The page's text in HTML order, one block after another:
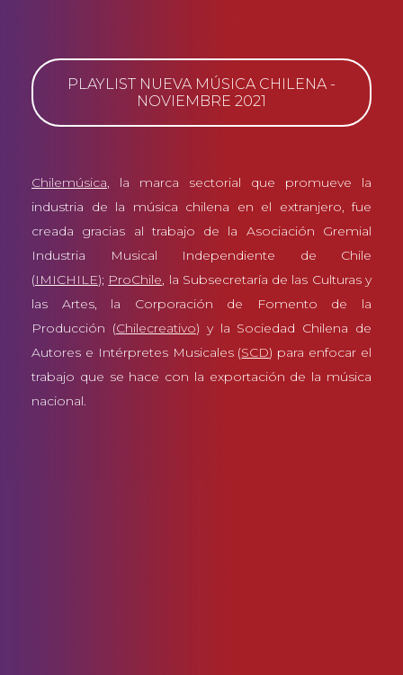
PLAYLIST NUEVA MÚSICA CHILENA -
NOVIEMBRE 2021
Chilemúsica, la marca sectorial que promueve la
industria de la música chilena en el extranjero, fue
creada gracias al trabajo de la Asociación Gremial
Industria Musical Independiente de Chile
(IMICHILE); ProChile, la Subsecretaría de las Culturas y
las Artes, la Corporación de Fomento de la
Producción (Chilecreativo) y la Sociedad Chilena de
Autores e Intérpretes Musicales (SCD) para enfocar el
trabajo que se hace con la exportación de la música
nacional.